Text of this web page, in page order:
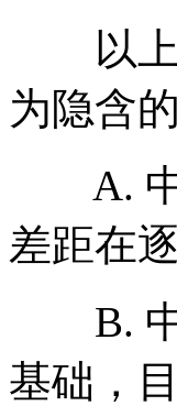
以上
为隐含
A. 中
差距在
B. 中
基础，